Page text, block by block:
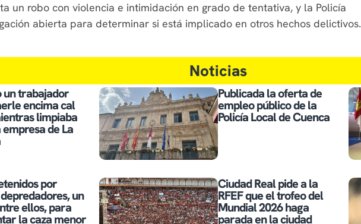
un robo con violencia e intimidación en grado de tentativa, y la Policía
abierta para determinar si está implicado en otros hechos delictivos.
Noticias
un trabajador
encima cal
limpiaba
empresa de La
Publicada la oferta de
empleo público de la
Policía Local de Cuenca
por
un
ellos, para
la caza menor
Ciudad Real pide a la
RFEF que el trofeo del
Mundial 2026 haga
parada en la ciudad